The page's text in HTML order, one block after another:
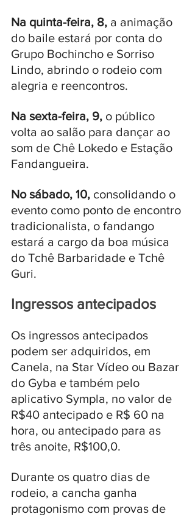
Na quinta-feira, 8, a animação
do baile estará por conta do
Grupo Bochincho e Sorriso
Lindo, abrindo o rodeio com
alegria e reencontros.
Na sexta-feira, 9, o público
volta ao salão para dançar ao
som de Chê Lokedo e Estação
Fandangueira.
No sábado, 10, consolidando o
evento como ponto de encontro
tradicionalista, o fandango
estará a cargo da boa música
do Tchê Barbaridade e Tchê
Guri.
Ingressos antecipados
Os ingressos antecipados
podem ser adquiridos, em
Canela, na Star Vídeo ou Bazar
do Gyba e também pelo
aplicativo Sympla, no valor de
R$40 antecipado e R$ 60 na
hora, ou antecipado para as
três anoite, R$100,0.
Durante os quatro dias de
rodeio, a cancha ganha
protagonismo com provas de